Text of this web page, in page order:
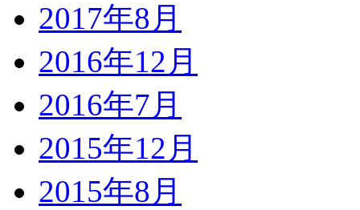
2017年8月
2016年12月
2016年7月
2015年12月
2015年8月